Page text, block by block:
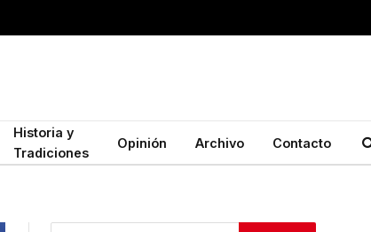
Historia y
Tradiciones
Opinión Archivo Contacto